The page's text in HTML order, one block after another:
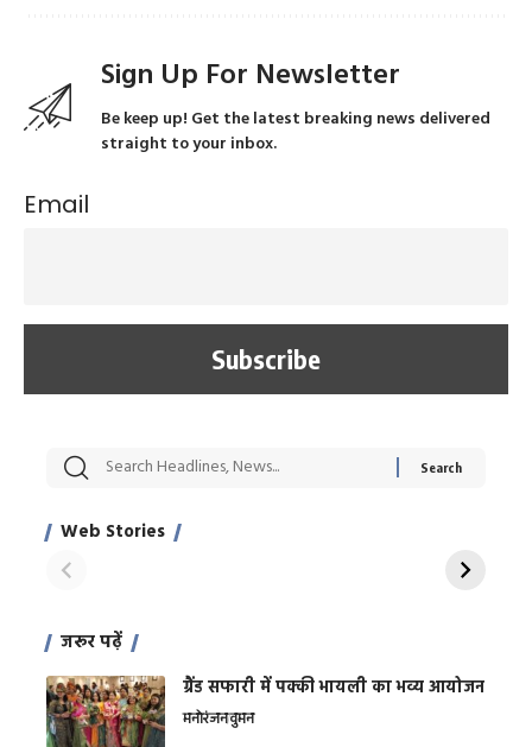
Sign Up For Newsletter
Be keep up! Get the latest breaking news delivered
straight to your inbox.
Email
Web Stories
सट्टेबाजी में अरेस्ट हुए
साहिल खान
रोज एक कच्चे लहसुन
जरूर पढ़ें
ग्रैंड सफारी में पक्की भायली का भव्य आयोजन
मनोरंजनवुमन